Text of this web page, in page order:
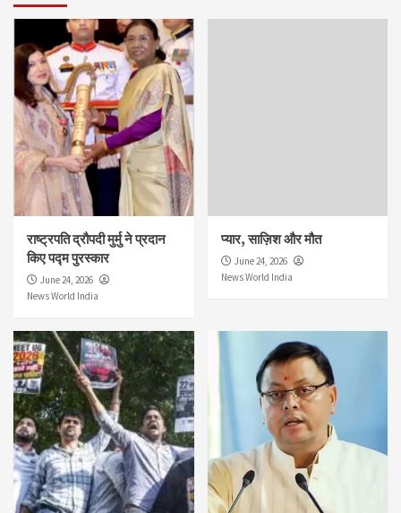
राष्ट्रपति द्रौपदी मुर्मु ने प्रदान
किए पद्म पुरस्कार
June 24, 2026
News World India
प्यार, साज़िश और मौत
June 24, 2026
News World India